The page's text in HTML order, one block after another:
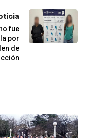
fue
por
de